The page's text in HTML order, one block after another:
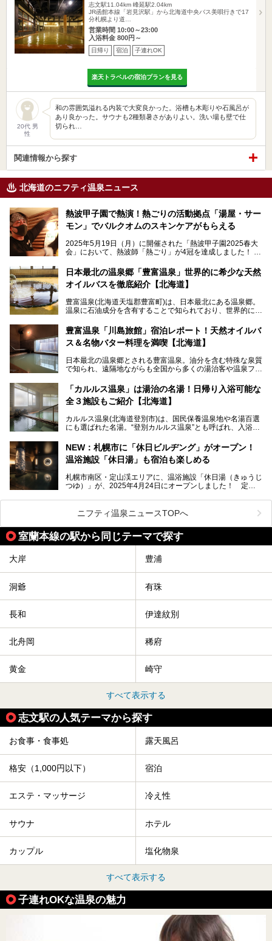
志文駅11.04km 峰延駅2.04km
JR函館本線「岩見沢駅」から北海道中央バス美唄行きで17
分札幌より道…
営業時間 10:00～23:00
入浴料金 800円～
日帰り 宿泊 子連れOK
楽天トラベルの宿泊プランを見る
20代 男
性
和の雰囲気溢れる内装で大変良かった。浴槽も木彫りや石風呂が
あり良かった。サウナも2種類暑さがありよい。洗い場も壁で仕
切られ…
関連情報から探す
北海道のニフティ温泉ニュース
熱波甲子園で熱演！熱ごりの活動拠点「湯屋・サー
モン」でバルクオムのスキンケアがもらえる
2025年5月19日（月）に開催された「熱波甲子園2025春大
会」において、熱波師「熱ごり」が4冠を達成しました！
動拠点である北海道の銭湯「湯屋・サーモン」にて、メンズ
スキンケアブランド バルクオムの「ONE DAY KIT」を数量
限定でプレゼントいたします。
で、ぜひお試しください。※6月13日配布開始、なくなり次
第終了
───
提供元：株式会社バルクオム【PR】
この記事は株式会社バルクオム商品のPR記事です。
日本最北の温泉郷「豊富温泉」世界的に希少な天然
オイルバスを徹底紹介【北海道】
豊富温泉(北海道天塩郡豊富町)は、日本最北にある温泉郷。
温泉に石油成分を含有することで知られており、世界的にも
に特効があると言われ、遠隔地ながらも全国から湯治・療養
目的で多くの人々が訪れます。
地体験し、独自の視点で豊富温泉の“天然オイルバス”をレポ
ート。温泉地概要や日帰り入浴施設をはじめ、宿泊施設・ア
豊富温泉「川島旅館」宿泊レポート！天然オイルバ
ス＆名物バター料理を満喫【北海道】
日本最北の温泉郷とされる豊富温泉。油分を含む特殊な泉質
で知られ、遠隔地ながらも全国から多くの湯治客や温泉ファ
「川島旅館」は、豊富温泉の開湯当初から営業する老舗旅
館。とりわけ温泉の良さと名物のバター料理に定評があり、
の温泉や料理をはじめ、パブリックスペース・客室など宿の
全貌を徹底的にご紹介します！
「カルルス温泉」は湯治の名湯！日帰り入浴可能な
全３施設もご紹介【北海道】
カルルス温泉(北海道登別市)は、国民保養温泉地や名湯百選
にも選ばれた名湯。“登別カルルス温泉”とも呼ばれ、入浴剤
豊かな登別温泉とは対照的な存在で、今も湯治場的な要素が
残る閑静な温泉地です。
地体験し、カルルス温泉をご紹介。温泉地の概要や泉質解説
をはじめ、日帰り入浴可能な全３施設の紹介・周辺観光・ア
NEW：札幌市に「休日ビルヂング」がオープン！
温浴施設「休日湯」も宿泊も楽しめる
札幌市南区・定山渓エリアに、温浴施設「休日湯（きゅうじ
つゆ）」が、2025年4月24日にオープンしました！ 定山
この施設は、温泉・サウナの「休日湯」・ラウンジの「THE
LOUNGE DAYOF」・グルメ「休日洋麺店」・ホテル「エク
スクラメーションホテル」で構成された、まさに大人の癒し
空間。
今回は、そんな「休日ビルヂング」の魅力を5つのポイント
ニフティ温泉ニュースTOPへ
室蘭本線の駅から同じテーマで探す
大岸 豊浦
洞爺 有珠
長和 伊達紋別
北舟岡 稀府
黄金 崎守
すべて表示する
志文駅の人気テーマから探す
お食事・食事処 露天風呂
格安（1,000円以下） 宿泊
エステ・マッサージ 冷え性
サウナ ホテル
カップル 塩化物泉
すべて表示する
子連れOKな温泉の魅力